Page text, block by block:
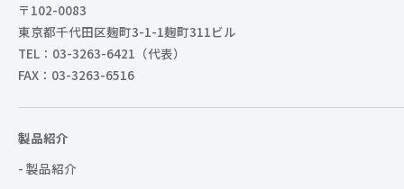
〒102-0083
東京都千代田区麹町3-1-1麹町311ビル
TEL：03-3263-6421（代表）
FAX：03-3263-6516
製品紹介
- 製品紹介